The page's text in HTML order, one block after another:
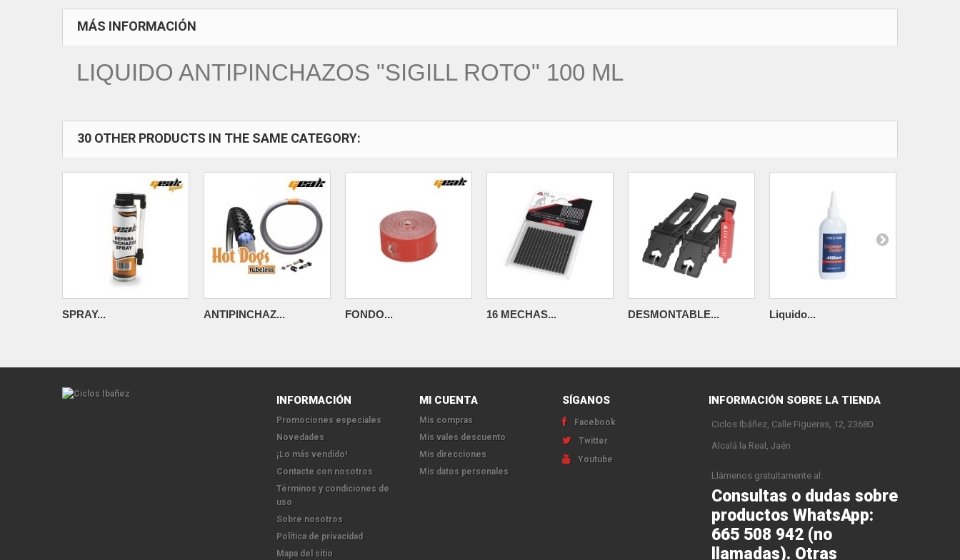
MÁS INFORMACIÓN
LIQUIDO ANTIPINCHAZOS "SIGILL ROTO" 100 ML
30 OTHER PRODUCTS IN THE SAME CATEGORY:
SPRAY... ANTIPINCHAZ... FONDO... 16 MECHAS... DESMONTABLE... Liquido...
INFORMACIÓN
Promociones especiales
Novedades
¡Lo más vendido!
Contacte con nosotros
Términos y condiciones de
uso
Sobre nosotros
Política de privacidad
Mapa del sitio
MI CUENTA
Mis compras
Mis vales descuento
Mis direcciones
Mis datos personales
SÍGANOS
Facebook
Twitter
Youtube
INFORMACIÓN SOBRE LA TIENDA
Ciclos Ibáñez, Calle Figueras, 12, 23680
Alcalá la Real, Jaén
Llámenos gratuitamente al:
Consultas o dudas sobre
productos WhatsApp:
665 508 942 (no
llamadas). Otras